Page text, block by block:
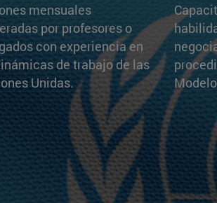
mensuales
por profesores o
con experiencia en
de trabajo de las
Unidas.